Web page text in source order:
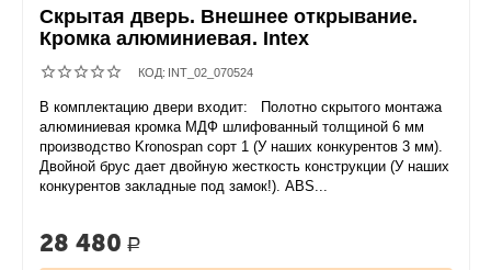
Скрытая дверь. Внешнее открывание.
Кромка алюминиевая. Intex
КОД: INT_02_070524
В комплектацию двери входит: Полотно скрытого монтажа
алюминиевая кромка МДФ шлифованный толщиной 6 мм
производство Kronospan сорт 1 (У наших конкурентов 3 мм).
Двойной брус дает двойную жесткость конструкции (У наших
конкурентов закладные под замок!). ABS...
28 480 Р